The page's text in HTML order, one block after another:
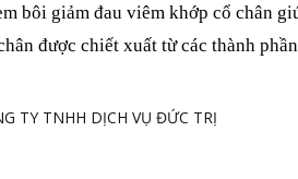
bôi giảm đau viêm khớp cổ chân
được chiết xuất từ các thành